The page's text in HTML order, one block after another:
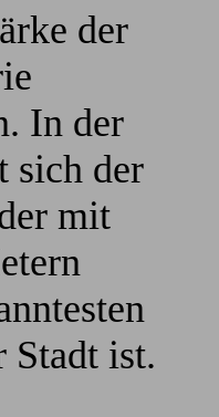
der
In der
sich der
mit
Stadt ist.